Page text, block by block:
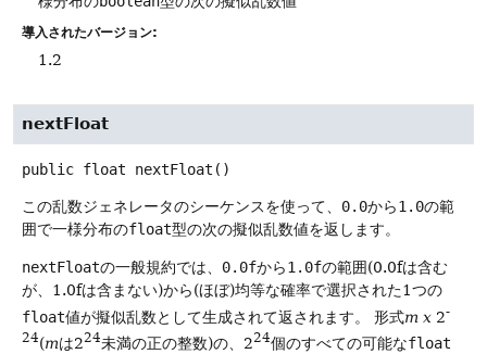
導入されたバージョン:
1.2
nextFloat
public float nextFloat ()
この乱数ジェネレータのシーケンスを使って、 0.0から1.0の範
囲で一様分布のfloat型の次の擬似乱数値を返します。
nextFloatの一般規約では、 0.0fから1.0fの範囲(0.0fは含む
が、1.0fは含まない)から(ほぼ)均等な確率で選択された1つの
float値が擬似乱数として生成されて返されます。 形式m x 2-
24(mは224未満の正の整数)の、224個のすべての可能なfloat